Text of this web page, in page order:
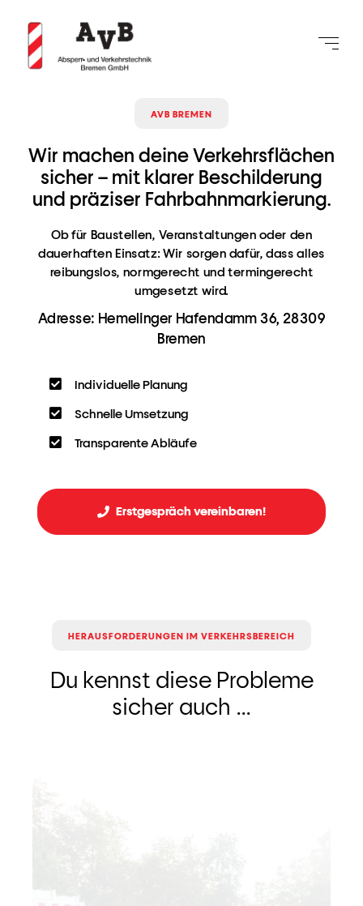
AVB BREMEN
Wir machen deine Verkehrsflächen
sicher – mit klarer Beschilderung
und präziser Fahrbahnmarkierung.
Ob für Baustellen, Veranstaltungen oder den
dauerhaften Einsatz: Wir sorgen dafür, dass alles
reibungslos, normgerecht und termingerecht
umgesetzt wird.
Adresse: Hemelinger Hafendamm 36, 28309
Bremen
Individuelle Planung
Schnelle Umsetzung
Transparente Abläufe
Erstgespräch vereinbaren!
HERAUSFORDERUNGEN IM VERKEHRSBEREICH
Du kennst diese Probleme
sicher auch ...